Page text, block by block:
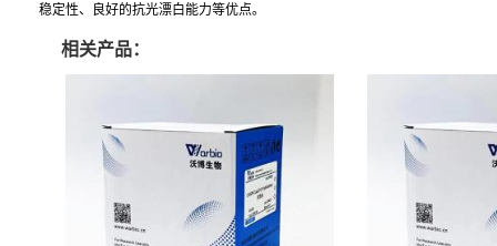
稳定性、良好的抗光漂白能力等优点。
相关产品：